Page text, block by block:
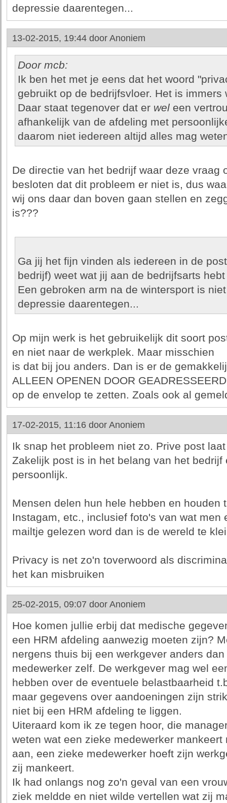
depressie daarentegen...
13-02-2015, 19:44 door Anoniem
Door mcb:
Ik ben het met je eens dat het woord
gebruikt op de bedrijfsvloer. Het is immers
Daar staat tegenover dat er weleen
afhankelijk van de afdeling met
daarom niet iedereen altijd alles mag
De directie van het bedrijf waar deze vraag
besloten dat dit probleem er niet is, dus
wij ons daar dan boven gaan stellen en
is???
Ga jij het fijn vinden als iedereen in de
bedrijf) weet wat jij aan de bedrijfsarts
Een gebroken arm na de wintersport is
depressie daarentegen...
Op mijn werk is het gebruikelijk dit soort
en niet naar de werkplek. Maar misschien
is dat bij jou anders. Dan is er de
ALLEEN OPENEN DOOR
op de envelop te zetten. Zoals ook al
17-02-2015, 11:16 door Anoniem
Ik snap het probleem niet zo. Prive post
Zakelijk post is in het belang van het bedrijf
persoonlijk.
Mensen delen hun hele hebben en houden
Instagam, etc., inclusief foto's van wat men
mailtje gelezen word dan is de wereld te
Privacy is net zo'n toverwoord als
het kan misbruiken
25-02-2015, 09:07 door Anoniem
Hoe komen jullie erbij dat medische
een HRM afdeling aanwezig moeten zijn?
nergens thuis bij een werkgever anders
medewerker zelf. De werkgever mag wel
hebben over de eventuele belastbaarheid
maar gegevens over aandoeningen zijn
niet bij een HRM afdeling te liggen.
Uiteraard kom ik ze tegen hoor, die
weten wat een zieke medewerker
aan, een zieke medewerker hoeft zijn
zij mankeert.
Ik had onlangs nog zo'n geval van een
ziek meldde en niet wilde vertellen wat zij